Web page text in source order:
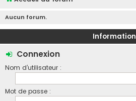
Aucun forum.
Information
Connexion
Nom d’utilisateur :
Mot de passe :